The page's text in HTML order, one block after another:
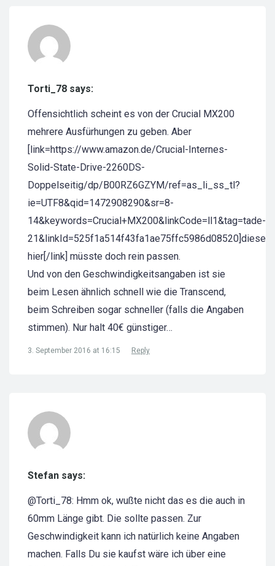
Torti_78 says:
Offensichtlich scheint es von der Crucial MX200
mehrere Ausfürhungen zu geben. Aber
[link=https://www.amazon.de/Crucial-Internes-
Solid-State-Drive-2260DS-
Doppelseitig/dp/B00RZ6GZYM/ref=as_li_ss_tl?
ie=UTF8&qid=1472908290&sr=8-
14&keywords=Crucial+MX200&linkCode=ll1&tag=tade-
21&linkId=525f1a514f43fa1ae75ffc5986d08520]diese
hier[/link] müsste doch rein passen.
Und von den Geschwindigkeitsangaben ist sie
beim Lesen ähnlich schnell wie die Transcend,
beim Schreiben sogar schneller (falls die Angaben
stimmen). Nur halt 40€ günstiger…
3. September 2016 at 16:15 Reply
Stefan says:
@Torti_78: Hmm ok, wußte nicht das es die auch in
60mm Länge gibt. Die sollte passen. Zur
Geschwindigkeit kann ich natürlich keine Angaben
machen. Falls Du sie kaufst wäre ich über eine